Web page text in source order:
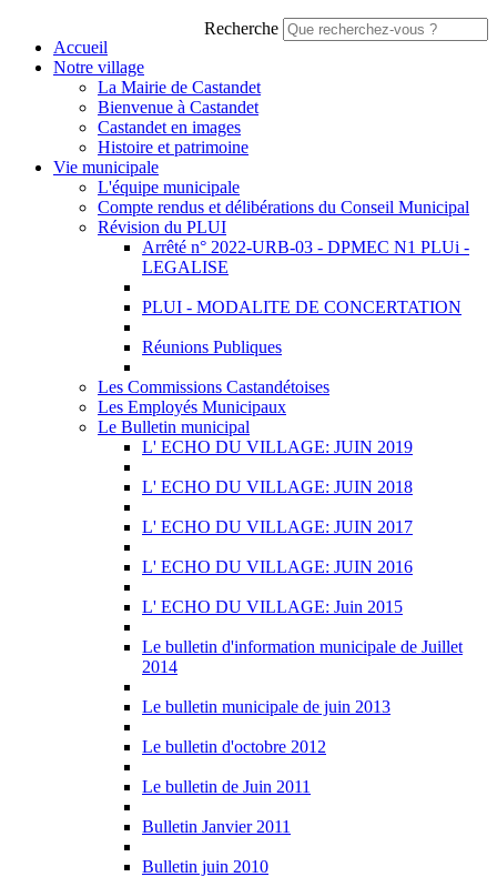
Recherche
Accueil
Notre village
La Mairie de Castandet
Bienvenue à Castandet
Castandet en images
Histoire et patrimoine
Vie municipale
L'équipe municipale
Compte rendus et délibérations du Conseil Municipal
Révision du PLUI
Arrêté n° 2022-URB-03 - DPMEC N1 PLUi -
LEGALISE
PLUI - MODALITE DE CONCERTATION
Réunions Publiques
Les Commissions Castandétoises
Les Employés Municipaux
Le Bulletin municipal
L' ECHO DU VILLAGE: JUIN 2019
L' ECHO DU VILLAGE: JUIN 2018
L' ECHO DU VILLAGE: JUIN 2017
L' ECHO DU VILLAGE: JUIN 2016
L' ECHO DU VILLAGE: Juin 2015
Le bulletin d'information municipale de Juillet
2014
Le bulletin municipale de juin 2013
Le bulletin d'octobre 2012
Le bulletin de Juin 2011
Bulletin Janvier 2011
Bulletin juin 2010